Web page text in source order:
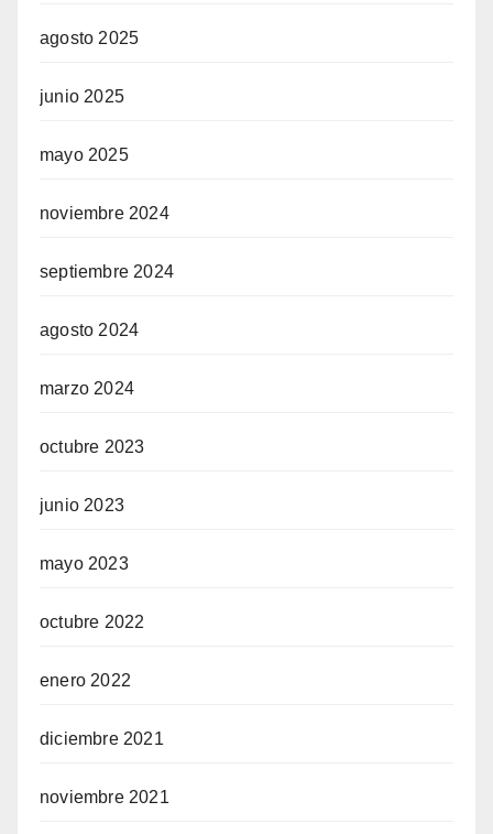
agosto 2025
junio 2025
mayo 2025
noviembre 2024
septiembre 2024
agosto 2024
marzo 2024
octubre 2023
junio 2023
mayo 2023
octubre 2022
enero 2022
diciembre 2021
noviembre 2021